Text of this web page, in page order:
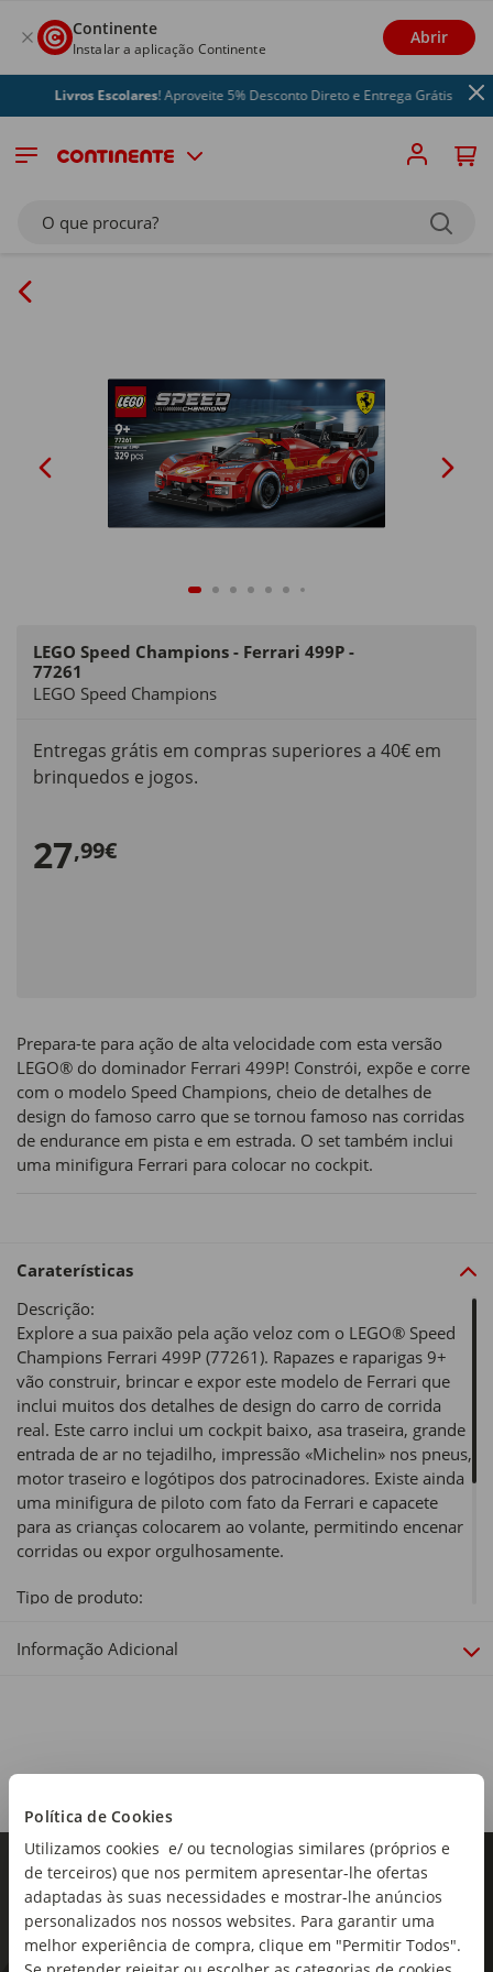
Política de Cookies
Utilizamos cookies e/ ou tecnologias similares (próprios e
de terceiros) que nos permitem apresentar-lhe ofertas
adaptadas às suas necessidades e mostrar-lhe anúncios
personalizados nos nossos websites. Para garantir uma
melhor experiência de compra, clique em "Permitir Todos".
Continente
Instalar a aplicação Continente
Abrir
Livros Escolares! Aproveite 5% Desconto Direto e Entrega Grátis
O que procura?
LEGO Speed Champions - Ferrari 499P -
77261
LEGO Speed Champions
Entregas grátis em compras superiores a 40€ em
brinquedos e jogos.
27,99€
Prepara-te para ação de alta velocidade com esta versão
LEGO® do dominador Ferrari 499P! Constrói, expõe e corre
com o modelo Speed Champions, cheio de detalhes de
design do famoso carro que se tornou famoso nas corridas
de endurance em pista e em estrada. O set também inclui
uma minifigura Ferrari para colocar no cockpit.
Caraterísticas
Descrição:
Explore a sua paixão pela ação veloz com o LEGO® Speed
Champions Ferrari 499P (77261). Rapazes e raparigas 9+
vão construir, brincar e expor este modelo de Ferrari que
inclui muitos dos detalhes de design do carro de corrida
real. Este carro inclui um cockpit baixo, asa traseira, grande
entrada de ar no tejadilho, impressão «Michelin» nos pneus,
motor traseiro e logótipos dos patrocinadores. Existe ainda
uma minifigura de piloto com fato da Ferrari e capacete
para as crianças colocarem ao volante, permitindo encenar
corridas ou expor orgulhosamente.
Tipo de produto:
Informação Adicional